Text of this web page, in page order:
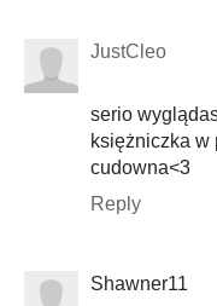
JustCleo
serio
księżniczka w
cudowna<3
Reply
Shawner11